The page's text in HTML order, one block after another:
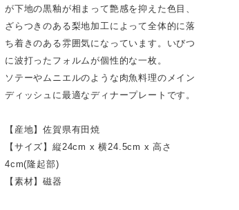
が下地の黒釉が相まって艶感を抑えた色目、
ざらつきのある梨地加工によって全体的に落
ち着きのある雰囲気になっています。いびつ
に波打ったフォルムが個性的な一枚。
ソテーやムニエルのような肉魚料理のメイン
ディッシュに最適なディナープレートです。
【産地】佐賀県有田焼
【サイズ】縦24cm x 横24.5cm x 高さ
4cm(隆起部)
【素材】磁器